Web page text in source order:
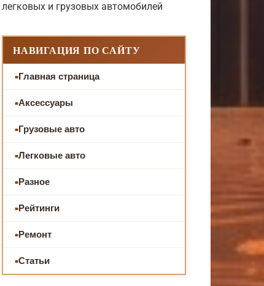
легковых и грузовых автомобилей
НАВИГАЦИЯ ПО САЙТУ
Главная страница
Аксессуары
Грузовые авто
Легковые авто
Разное
Рейтинги
Ремонт
Статьи